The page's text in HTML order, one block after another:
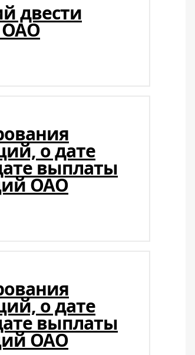
двести
ОАО
о дате
выплаты
ОАО
о дате
выплаты
ОАО